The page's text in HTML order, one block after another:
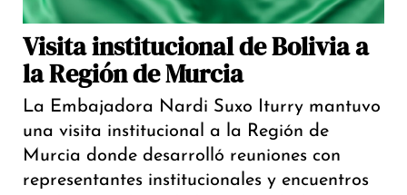
Visita institucional de Bolivia a
la Región de Murcia
La Embajadora Nardi Suxo Iturry mantuvo
una visita institucional a la Región de
Murcia donde desarrolló reuniones con
representantes institucionales y encuentros